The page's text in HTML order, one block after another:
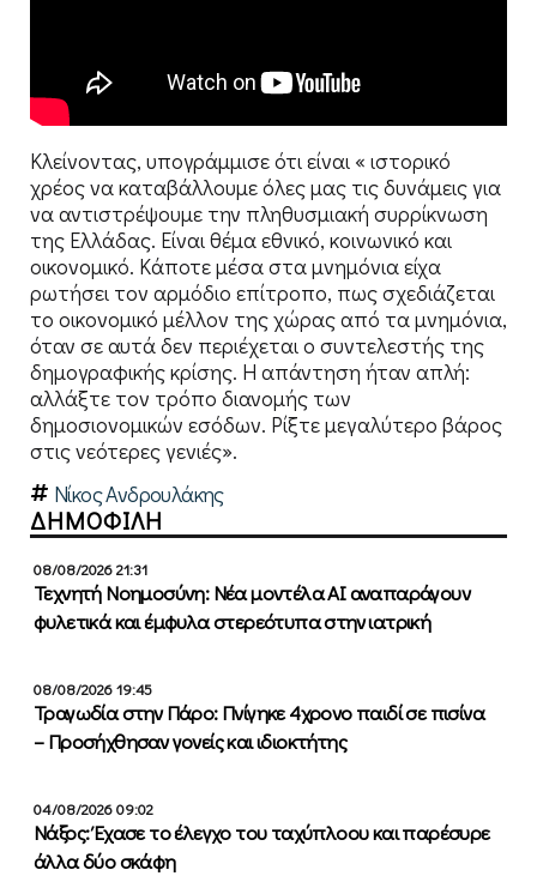
Κλείνοντας, υπογράμμισε ότι είναι « ιστορικό
χρέος να καταβάλλουμε όλες μας τις δυνάμεις για
να αντιστρέψουμε την πληθυσμιακή συρρίκνωση
της Ελλάδας. Είναι θέμα εθνικό, κοινωνικό και
οικονομικό. Κάποτε μέσα στα μνημόνια είχα
ρωτήσει τον αρμόδιο επίτροπο, πως σχεδιάζεται
το οικονομικό μέλλον της χώρας από τα μνημόνια,
όταν σε αυτά δεν περιέχεται ο συντελεστής της
δημογραφικής κρίσης. Η απάντηση ήταν απλή:
αλλάξτε τον τρόπο διανομής των
δημοσιονομικών εσόδων. Ρίξτε μεγαλύτερο βάρος
στις νεότερες γενιές».
Νίκος Ανδρουλάκης
ΔΗΜΟΦΙΛΗ
08/08/2026 21:31
Τεχνητή Νοημοσύνη: Νέα μοντέλα ΑΙ αναπαράγουν
φυλετικά και έμφυλα στερεότυπα στην ιατρική
08/08/2026 19:45
Τραγωδία στην Πάρο: Πνίγηκε 4χρονο παιδί σε πισίνα
– Προσήχθησαν γονείς και ιδιοκτήτης
04/08/2026 09:02
Νάξος: Έχασε το έλεγχο του ταχύπλοου και παρέσυρε
άλλα δύο σκάφη